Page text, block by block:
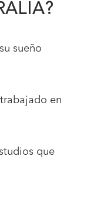
sueño
en
que